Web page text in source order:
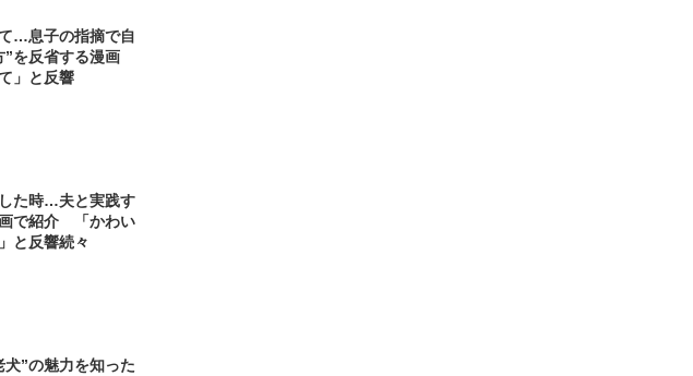
…息子の指摘で自
”を反省する漫画
」と反響
た時…夫と実践す
で紹介 「かわい
と反響続々
犬”の魅力を知った